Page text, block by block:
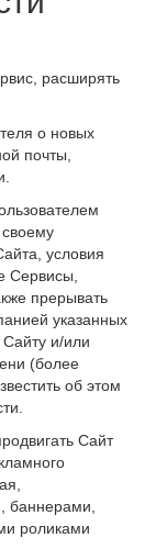
расширять
о новых
почты,
условия
Сервисы,
прерывать
указанных
и/или
(более
об этом
Сайт
баннерами,
роликами